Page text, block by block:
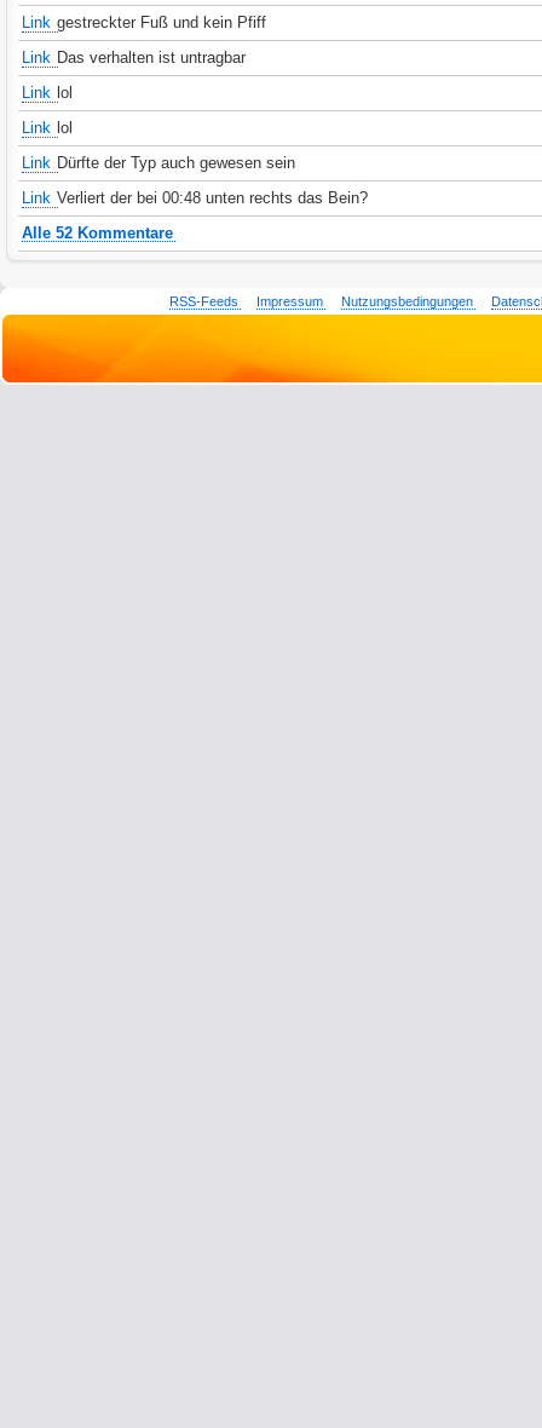
Link gestreckter Fuß und kein Pfiff
Link Das verhalten ist untragbar
Link lol
Link lol
Link Dürfte der Typ auch gewesen sein
Link Verliert der bei 00:48 unten rechts das Bein?
Alle 52 Kommentare
RSS-Feeds Impressum Nutzungsbedingungen